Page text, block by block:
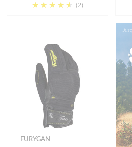
(2)
FURYGAN